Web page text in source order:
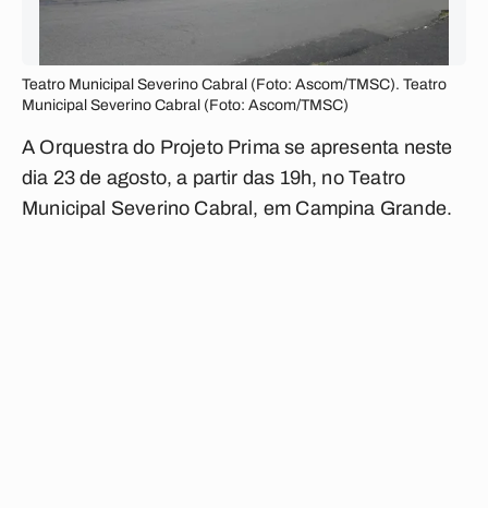
Teatro Municipal Severino Cabral (Foto: Ascom/TMSC). Teatro
Municipal Severino Cabral (Foto: Ascom/TMSC)
A Orquestra do Projeto Prima se apresenta neste
dia 23 de agosto, a partir das 19h, no Teatro
Municipal Severino Cabral, em Campina Grande.